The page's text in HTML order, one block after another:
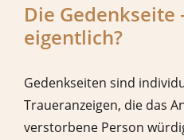
Die Gedenkseite
eigentlich?
Gedenkseiten sind
Traueranzeigen, die das
verstorbene Person